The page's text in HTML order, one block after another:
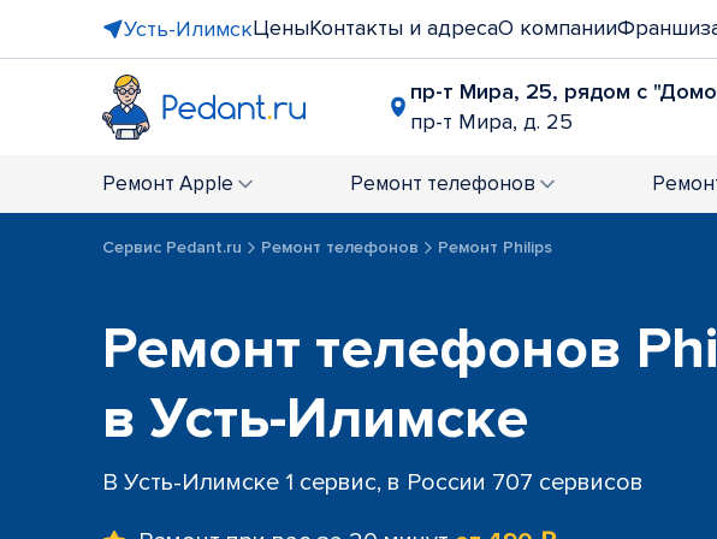
Усть-ИлимскЦеныКонтакты и адресаО компании
пр-т Мира, 25, рядом с
пр-т Мира, д. 25
Ремонт Apple Ремонт телефонов
Сервис Pedant.ru Ремонт телефонов Ремонт Philips
Ремонт телефонов
в Усть-Илимске
В Усть-Илимске 1 сервис, в России 707 сервисов